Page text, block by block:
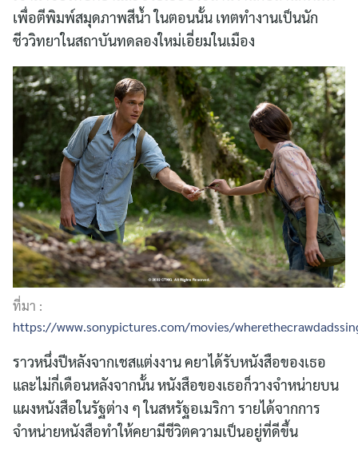
เพื่อตีพิมพ์สมุดภาพสีน้ำ ในตอนนั้น เทตทำงานเป็นนัก
ชีววิทยาในสถาบันทดลองใหม่เอี่ยมในเมือง
ที่มา :
https://www.sonypictures.com/movies/
ราวหนึ่งปีหลังจากเชสแต่งงาน คยาได้รับหนังสือของเธอ
และไม่กี่เดือนหลังจากนั้น หนังสือของเธอก็วางจำหน่ายบน
แผงหนังสือในรัฐต่าง ๆ ในสหรัฐอเมริกา รายได้จากการ
จำหน่ายหนังสือทำให้คยามีชีวิตความเป็นอยู่ที่ดีขึ้น